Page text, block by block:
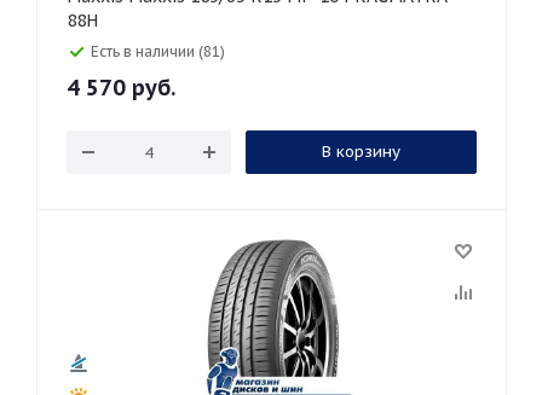
88H
Есть в наличии (81)
4 570 руб.
В корзину